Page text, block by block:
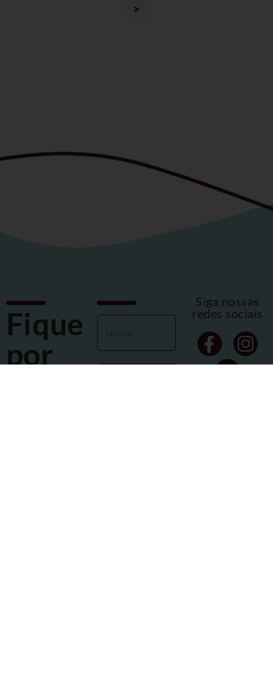
>
Fique
por
Siga nossas
redes sociais